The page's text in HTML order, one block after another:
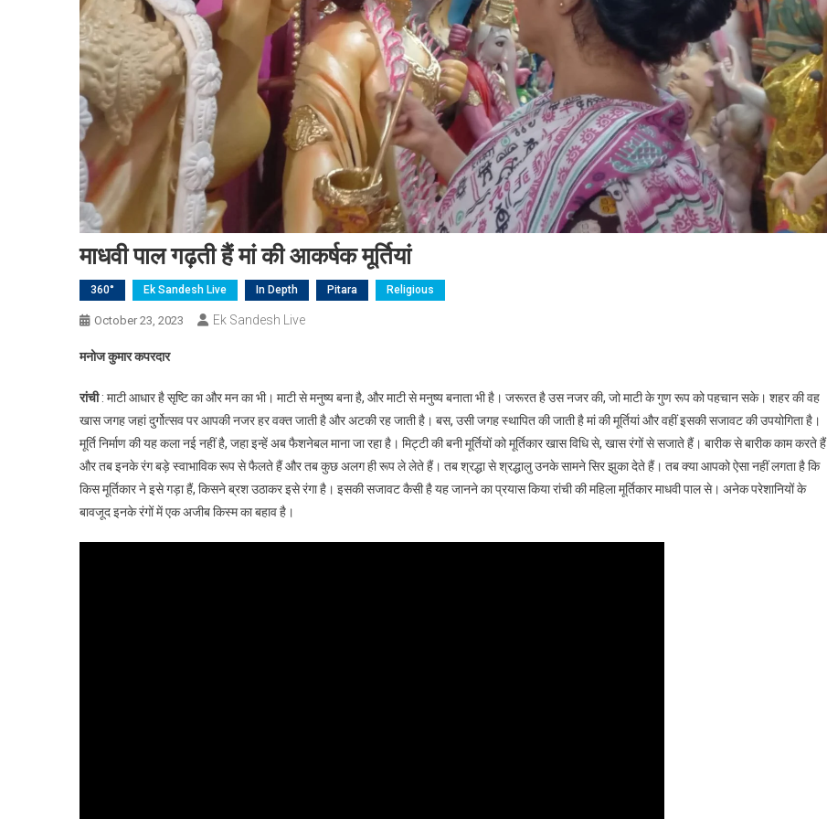
माधवी पाल गढ़ती हैं मां की आकर्षक मूर्तियां
360° Ek Sandesh Live In Depth Pitara Religious
October 23, 2023 Ek Sandesh Live
मनोज कुमार कपरदार
रांची: माटी आधार है सृष्टि का और मन का भी। माटी से मनुष्य बना है, और माटी से मनुष्य बनाता भी है। जरूरत है उस नजर की, जो माटी के गुण रूप को पहचान सके। शहर की वह
खास जगह जहां दुर्गोत्सव पर आपकी नजर हर वक्त जाती है और अटकी रह जाती है। बस, उसी जगह स्थापित की जाती है मां की मूर्तियां और वहीं इसकी सजावट की उपयोगिता है।
मूर्ति निर्माण की यह कला नई नहीं है, जहा इन्हें अब फैशनेबल माना जा रहा है। मिट्टी की बनी मूर्तियों को मूर्तिकार खास विधि से, खास रंगों से सजाते हैं। बारीक से बारीक काम करते हैं
और तब इनके रंग बड़े स्वाभाविक रूप से फैलते हैं और तब कुछ अलग ही रूप ले लेते हैं। तब श्रद्धा से श्रद्धालु उनके सामने सिर झुका देते हैं। तब क्या आपको ऐसा नहीं लगता है कि
किस मूर्तिकार ने इसे गड़ा हैं, किसने ब्रश उठाकर इसे रंगा है। इसकी सजावट कैसी है यह जानने का प्रयास किया रांची की महिला मूर्तिकार माधवी पाल से। अनेक परेशानियों के
बावजूद इनके रंगों में एक अजीब किस्म का बहाव है।